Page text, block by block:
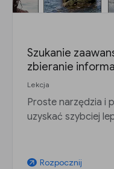
Szukanie
zbieranie
Lekcja
Proste narzędzia i
uzyskać szybciej
arrow_outward Rozpocznij